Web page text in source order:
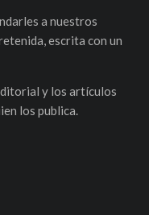
a nuestros
escrita con un
y los artículos
los publica.